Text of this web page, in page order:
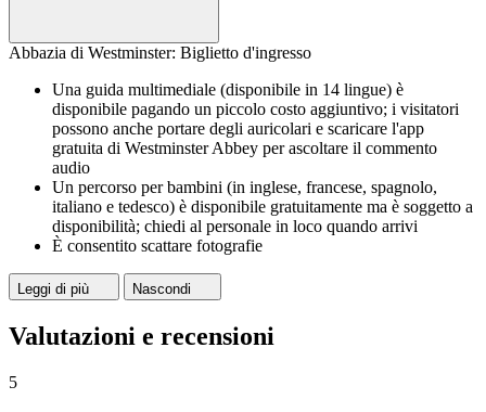
Abbazia di Westminster: Biglietto d'ingresso
Una guida multimediale (disponibile in 14 lingue) è
disponibile pagando un piccolo costo aggiuntivo; i visitatori
possono anche portare degli auricolari e scaricare l'app
gratuita di Westminster Abbey per ascoltare il commento
audio
Un percorso per bambini (in inglese, francese, spagnolo,
italiano e tedesco) è disponibile gratuitamente ma è soggetto a
disponibilità; chiedi al personale in loco quando arrivi
È consentito scattare fotografie
Leggi di più Nascondi
Valutazioni e recensioni
5